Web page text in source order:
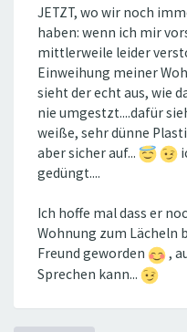
JETZT, wo wir noch
haben: wenn ich mir
mittlerweile leider
Einweihung meiner
sieht der echt aus, wie
nie umgestzt....dafür
weiße, sehr dünne
aber sicher auf...
gedüngt....
Ich hoffe mal dass er
Wohnung zum Lächeln
Freund geworden
,
Sprechen kann...